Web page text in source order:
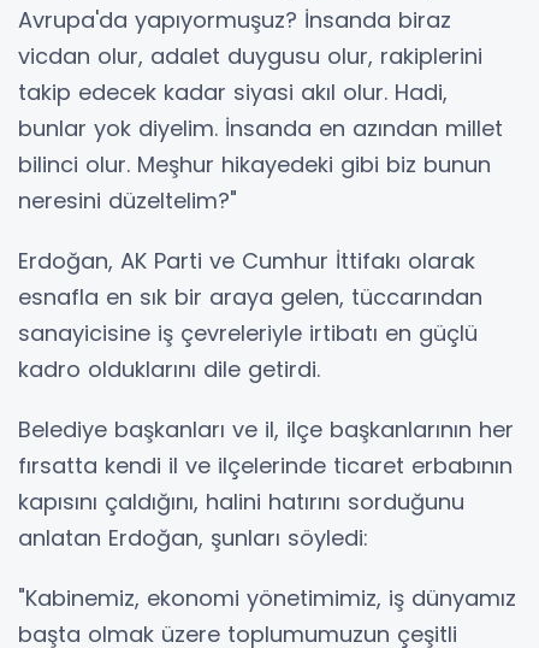
Avrupa'da yapıyormuşuz? İnsanda biraz
vicdan olur, adalet duygusu olur, rakiplerini
takip edecek kadar siyasi akıl olur. Hadi,
bunlar yok diyelim. İnsanda en azından millet
bilinci olur. Meşhur hikayedeki gibi biz bunun
neresini düzeltelim?"
Erdoğan, AK Parti ve Cumhur İttifakı olarak
esnafla en sık bir araya gelen, tüccarından
sanayicisine iş çevreleriyle irtibatı en güçlü
kadro olduklarını dile getirdi.
Belediye başkanları ve il, ilçe başkanlarının her
fırsatta kendi il ve ilçelerinde ticaret erbabının
kapısını çaldığını, halini hatırını sorduğunu
anlatan Erdoğan, şunları söyledi:
"Kabinemiz, ekonomi yönetimimiz, iş dünyamız
başta olmak üzere toplumumuzun çeşitli